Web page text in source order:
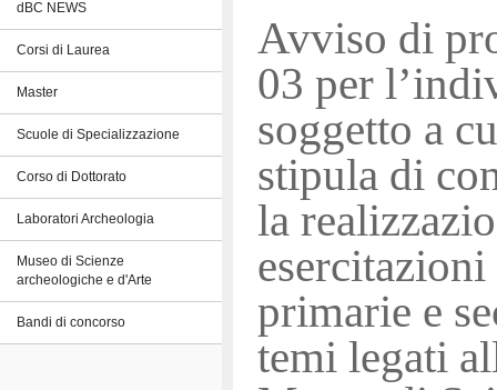
dBC NEWS
Corsi di Laurea
Master
Scuole di Specializzazione
Corso di Dottorato
Laboratori Archeologia
Museo di Scienze
archeologiche e d'Arte
Bandi di concorso
Avviso di
03 per
soggetto a
stipula di
la
primarie e
temi legati